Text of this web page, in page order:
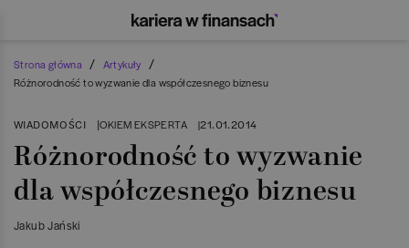
Strona główna / Artykuły /
Różnorodność to wyzwanie dla współczesnego biznesu
WIADOMOŚCI |OKIEM EKSPERTA |21.01.2014
Różnorodność to wyzwanie
dla współczesnego biznesu
Jakub Jański